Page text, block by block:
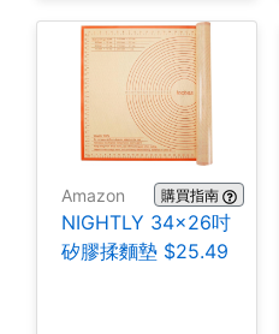
Amazon 購買指南
NIGHTLY 34x26吋
矽膠揉麵墊 $25.49